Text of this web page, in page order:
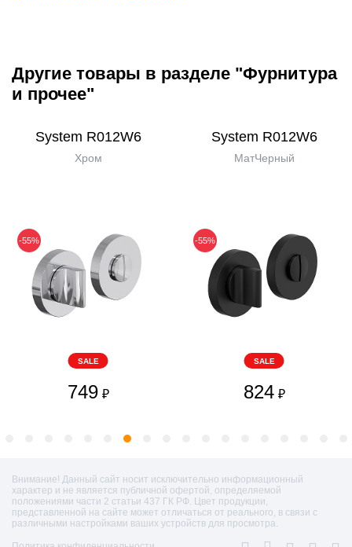
Другие товары в разделе "Фурнитура
и прочее"
System R012W6
Хром
-55%
SALE
749 ₽
System R012W6
МатЧерный
-55%
SALE
824 ₽
Внимание! Данный сайт носит исключительно информационный
характер и не является публичной офертой, определяемой
положениями части 2 статьи 437 ГК РФ. Цвет продукции,
представленной на сайте может отличаться от реального, в связи с
различными настройками ваших устройств для просмотра.